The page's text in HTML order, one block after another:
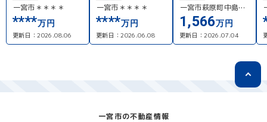
一宮市＊＊＊＊
****万円
更新日：2026.08.06
一宮市＊＊＊＊
****万円
更新日：2026.06.08
一宮市萩原町中島字
浄土寺
1,566万円
更新日：2026.07.04
一宮市の不動産情報